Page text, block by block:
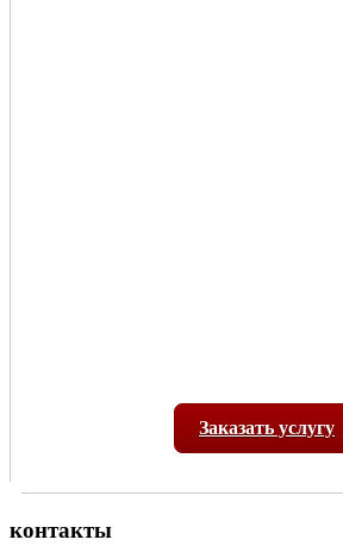
Заказать услугу
контакты